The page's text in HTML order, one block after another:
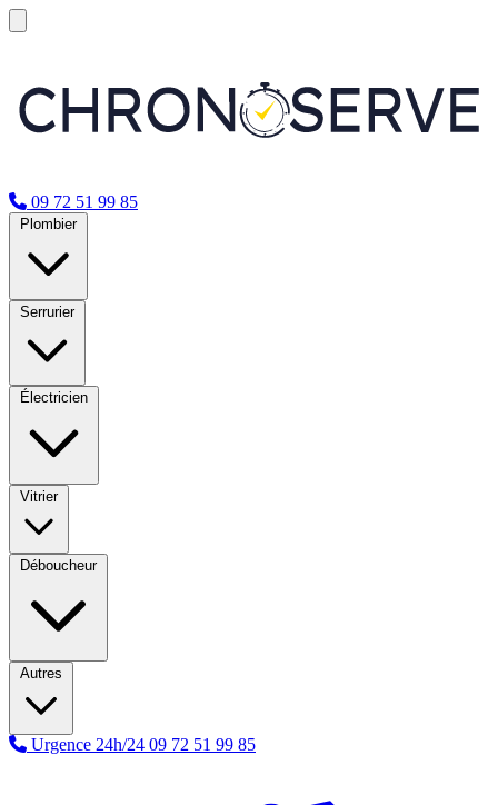
09 72 51 99 85
Plombier
Serrurier
Électricien
Vitrier
Déboucheur
Autres
Urgence 24h/24 09 72 51 99 85